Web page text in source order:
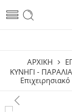
ΑΡΧΙΚΗ
ΚΥΝΉΓΙ -